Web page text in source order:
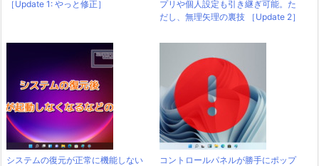
［Update 1: やっと修正］
プリや個人設定も引き継ぎ可能。た
だし、無理矢理の裏技 ［Update 2］
システムの復元が正常に機能しない
コントロールパネルが勝手にポップ